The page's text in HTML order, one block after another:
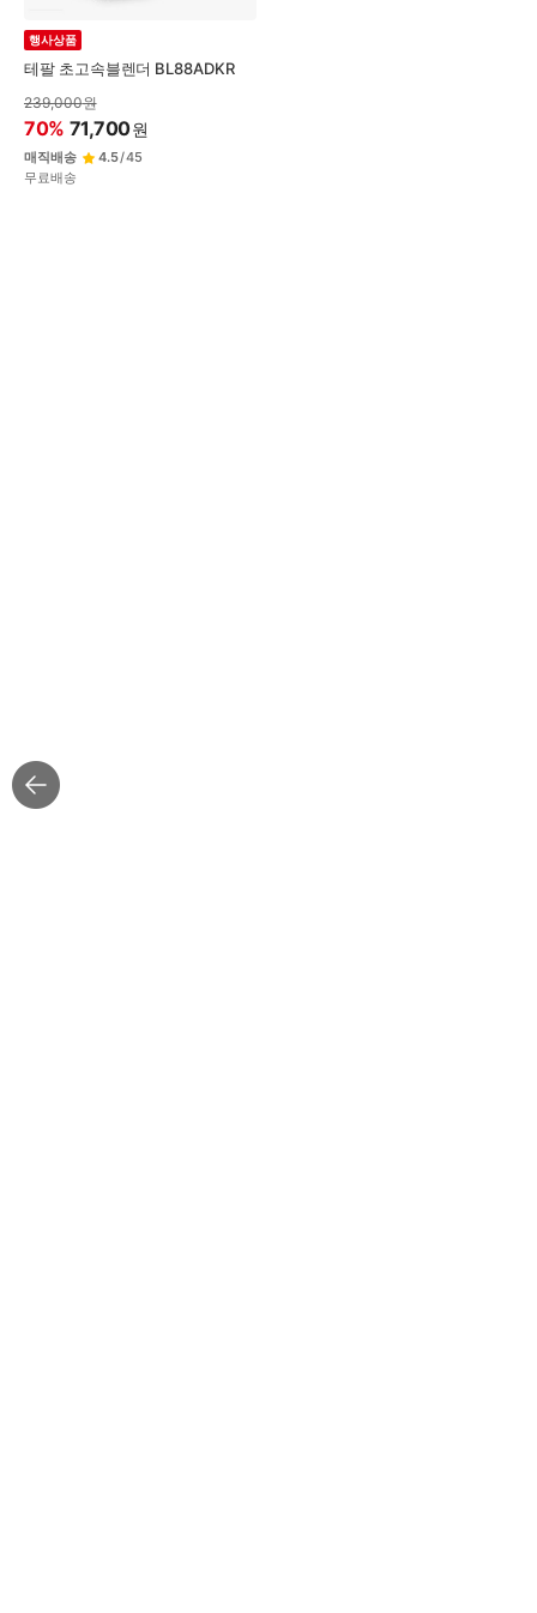
테팔 초고속블렌더 BL88ADKR
행사상품
239,000원
70% 71,700원
매직배송 4.5/45
무료배송